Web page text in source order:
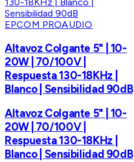
EPCOM PROAUDIO
Altavoz Colgante 5" | 10-
20W | 70/100V |
Respuesta 130-18KHz |
Blanco | Sensibilidad 90dB
Altavoz Colgante 5" | 10-
20W | 70/100V |
Respuesta 130-18KHz |
Blanco | Sensibilidad 90dB